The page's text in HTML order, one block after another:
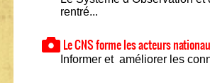
rentré...
Le CNS forme les acteurs
Informer et améliorer les